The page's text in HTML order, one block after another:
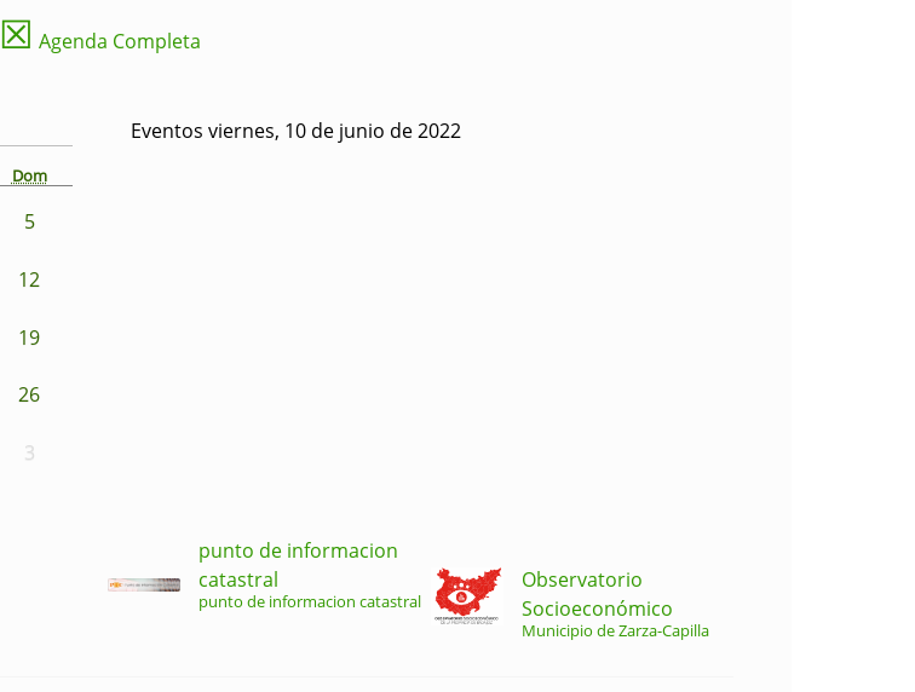
☒ Agenda Completa
Dom
5
12
19
26
3
Eventos viernes, 10 de junio de 2022
punto de informacion
catastral
punto de informacion catastral
Observatorio
Socioeconómico
Municipio de Zarza-Capilla